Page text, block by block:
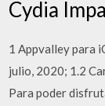
Cydia
1 Appvalley para
julio, 2020; 1.2
Para poder